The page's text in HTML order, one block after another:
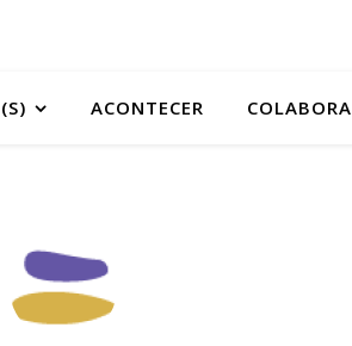
ACONTECER COLABORA